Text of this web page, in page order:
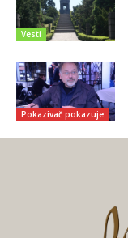
Vesti
Pokazivač pokazuje